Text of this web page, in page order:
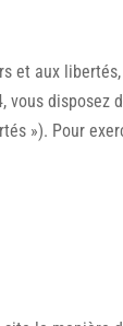
et aux
disposez
»). Pour